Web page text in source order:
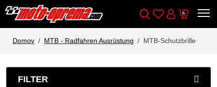
Wishlist
Cart
Domov MTB - Radfahren Ausrüstung MTB-Schutzbrille
FILTER